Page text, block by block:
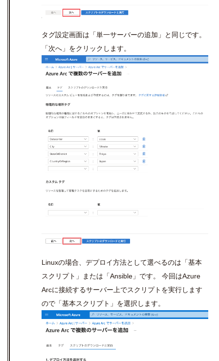
タグ設定画面は「単一サーバーの追加」と同じです。
「次へ」をクリックします。
Linuxの場合、デプロイ方法として選べるのは「基本
スクリプト」または「Ansible」です。 今回はAzure
Arcに接続するサーバー上でスクリプトを実行します
ので「基本スクリプト」を選択します。